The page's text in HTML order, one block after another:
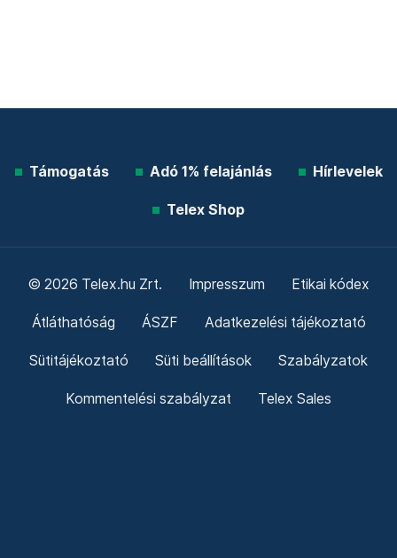
Támogatás Adó 1% felajánlás Hírlevelek
Telex Shop
© 2026 Telex.hu Zrt. Impresszum Etikai kódex
Átláthatóság ÁSZF Adatkezelési tájékoztató
Sütitájékoztató Süti beállítások Szabályzatok
Kommentelési szabályzat Telex Sales